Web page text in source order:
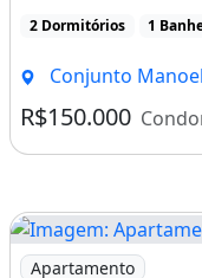
2 Dormitórios 1
Conjunto
R$150.000
Imagem:
Apartamento